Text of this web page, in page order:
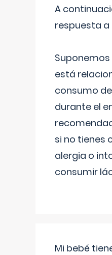
A
respuesta
está
consumo
durante el
si no tienes
alergia o
consumir
Mi bebé